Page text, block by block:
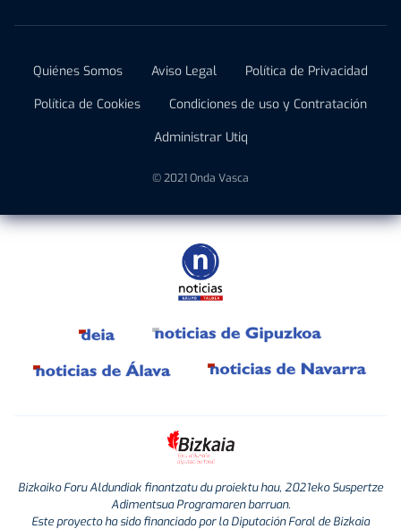
Quiénes Somos Aviso Legal
Política de Privacidad
Política de Cookies
Condiciones de uso y Contratación
Administrar Utiq
© 2021 Onda Vasca
Bizkaiko Foru Aldundiak finantzatu du proiektu hau, 2021eko Suspertze
Adimentsua Programaren barruan.
Este proyecto ha sido financiado por la Diputación Foral de Bizkaia